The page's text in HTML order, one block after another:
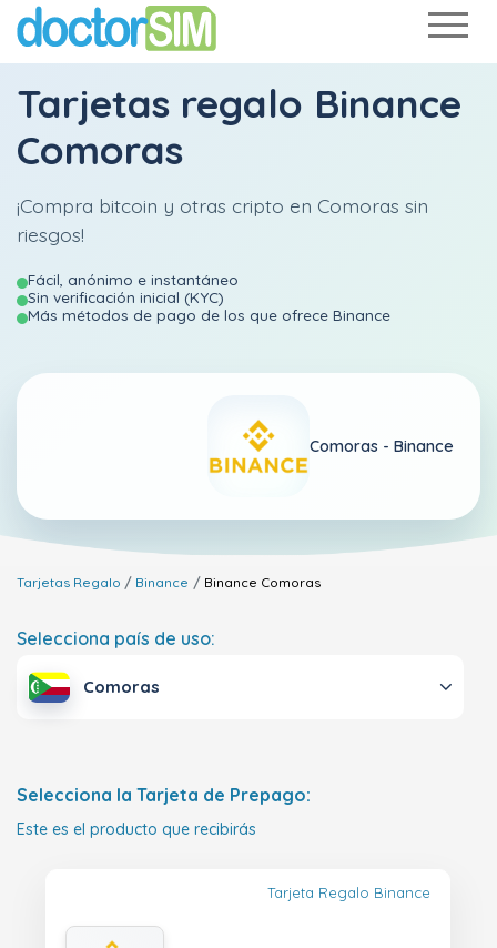
Tarjetas regalo Binance
Comoras
¡Compra bitcoin y otras cripto en Comoras sin
riesgos!
Fácil, anónimo e instantáneo
Sin verificación inicial (KYC)
Más métodos de pago de los que ofrece Binance
Comoras - Binance
Tarjetas Regalo Binance Binance Comoras
Selecciona país de uso:
Comoras
Selecciona la Tarjeta de Prepago:
Este es el producto que recibirás
Tarjeta Regalo Binance